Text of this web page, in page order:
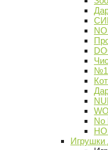
№1
No
Игрушки